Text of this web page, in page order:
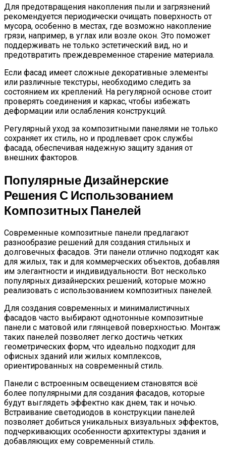
Для предотвращения накопления пыли и загрязнений
рекомендуется периодически очищать поверхность от
мусора, особенно в местах, где возможно накопление
грязи, например, в углах или возле окон. Это поможет
поддерживать не только эстетический вид, но и
предотвратить преждевременное старение материала.
Если фасад имеет сложные декоративные элементы
или различные текстуры, необходимо следить за
состоянием их креплений. На регулярной основе стоит
проверять соединения и каркас, чтобы избежать
деформации или ослабления конструкций.
Регулярный уход за композитными панелями не только
сохраняет их стиль, но и продлевает срок службы
фасада, обеспечивая надежную защиту здания от
внешних факторов.
Популярные Дизайнерские
Решения С Использованием
Композитных Панелей
Современные композитные панели предлагают
разнообразие решений для создания стильных и
долговечных фасадов. Эти панели отлично подходят как
для жилых, так и для коммерческих объектов, добавляя
им элегантности и индивидуальности. Вот несколько
популярных дизайнерских решений, которые можно
реализовать с использованием композитных панелей.
Для создания современных и минималистичных
фасадов часто выбирают однотонные композитные
панели с матовой или глянцевой поверхностью. Монтаж
таких панелей позволяет легко достичь четких
геометрических форм, что идеально подходит для
офисных зданий или жилых комплексов,
ориентированных на современный стиль.
Панели с встроенным освещением становятся всё
более популярными для создания фасадов, которые
будут выглядеть эффектно как днем, так и ночью.
Встраивание светодиодов в конструкции панелей
позволяет добиться уникальных визуальных эффектов,
подчеркивающих особенности архитектуры здания и
добавляющих ему современный стиль.